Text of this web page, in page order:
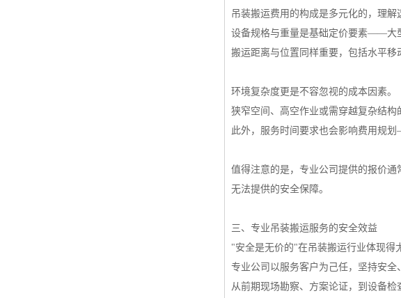
吊装搬运费用的构成是多元化的，理解
设备规格与重量是基础定价要素——大
搬运距离与位置同样重要，包括水平移
环境复杂度更是不容忽视的成本因素。
狭窄空间、高空作业或需穿越复杂结构
此外，服务时间要求也会影响费用规
值得注意的是，专业公司提供的报价
无法提供的安全保障。
三、专业吊装搬运服务的安全效益
"安全是无价的"在吊装搬运行业体现得
专业公司以服务客户为己任，坚持安全
从前期现场勘察、方案论证，到设备